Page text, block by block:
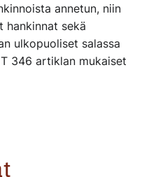
annetun, niin
hankinnat sekä
ulkopuoliset salassa
346 artiklan mukaiset